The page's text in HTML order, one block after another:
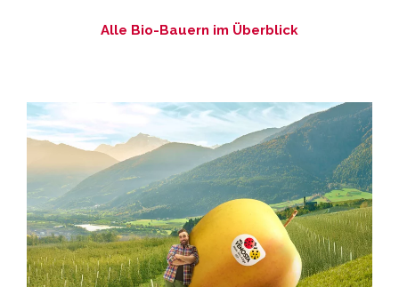
Alle Bio-Bauern im Überblick